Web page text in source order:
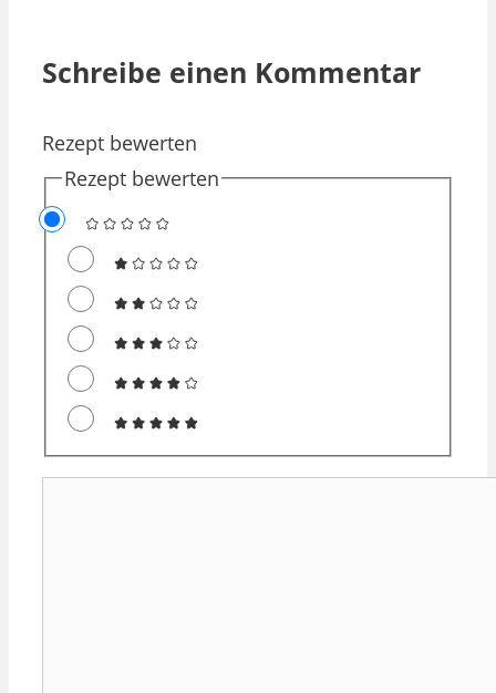
Schreibe einen Kommentar
Rezept bewerten
Rezept bewerten